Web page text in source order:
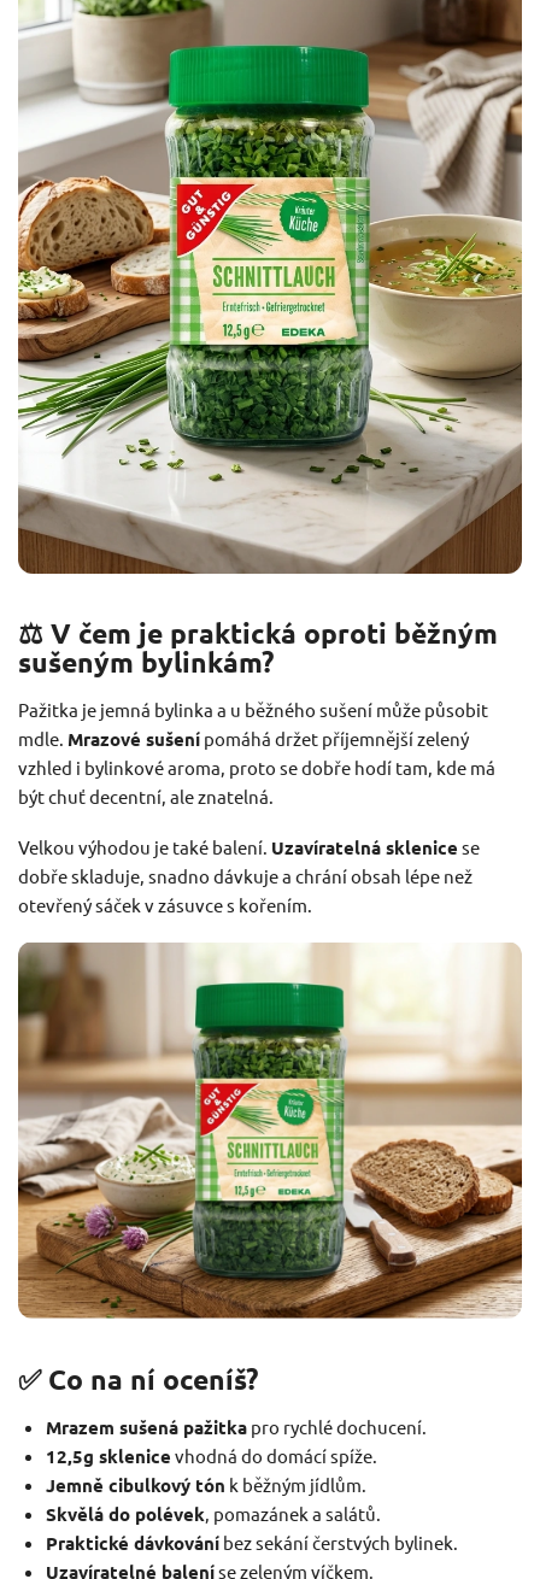
⚖️ V čem je praktická oproti běžným
sušeným bylinkám?
Pažitka je jemná bylinka a u běžného sušení může působit
mdle. Mrazové sušení pomáhá držet příjemnější zelený
vzhled i bylinkové aroma, proto se dobře hodí tam, kde má
být chuť decentní, ale znatelná.
Velkou výhodou je také balení. Uzavíratelná sklenice se
dobře skladuje, snadno dávkuje a chrání obsah lépe než
otevřený sáček v zásuvce s kořením.
✅ Co na ní oceníš?
Mrazem sušená pažitkapro rychlé dochucení.
12,5g sklenice vhodná do domácí spíže.
Jemně cibulkový tón k běžným jídlům.
Skvělá do polévek, pomazánek a salátů.
Praktické dávkováníbez sekání čerstvých bylinek.
Uzavíratelné baleníse zeleným víčkem.